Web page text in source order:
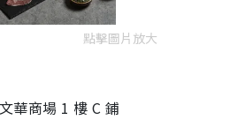
點擊圖片放大
華商場 1 樓 C 鋪